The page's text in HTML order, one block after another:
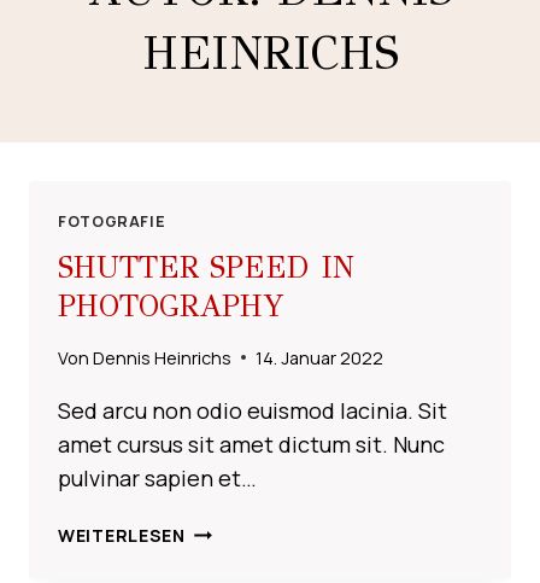
HEINRICHS
FOTOGRAFIE
SHUTTER SPEED IN
PHOTOGRAPHY
Von Dennis Heinrichs 14. Januar 2022
Sed arcu non odio euismod lacinia. Sit
amet cursus sit amet dictum sit. Nunc
pulvinar sapien et…
WEITERLESEN SHUTTER